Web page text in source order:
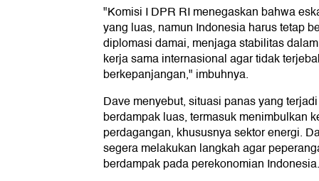
"Komisi I DPR RI menegaskan bahwa
yang luas, namun Indonesia harus tetap
diplomasi damai, menjaga stabilitas
kerja sama internasional agar tidak
berkepanjangan," imbuhnya.
Dave menyebut, situasi panas yang
berdampak luas, termasuk menimbulkan
perdagangan, khususnya sektor energi.
segera melakukan langkah agar
berdampak pada perekonomian Indonesia.